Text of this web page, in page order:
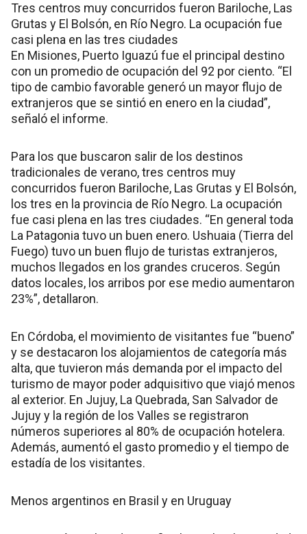
Tres centros muy concurridos fueron Bariloche, Las
Grutas y El Bolsón, en Río Negro. La ocupación fue
casi plena en las tres ciudades
En Misiones, Puerto Iguazú fue el principal destino
con un promedio de ocupación del 92 por ciento. “El
tipo de cambio favorable generó un mayor flujo de
extranjeros que se sintió en enero en la ciudad”,
señaló el informe.
Para los que buscaron salir de los destinos
tradicionales de verano, tres centros muy
concurridos fueron Bariloche, Las Grutas y El Bolsón,
los tres en la provincia de Río Negro. La ocupación
fue casi plena en las tres ciudades. “En general toda
La Patagonia tuvo un buen enero. Ushuaia (Tierra del
Fuego) tuvo un buen flujo de turistas extranjeros,
muchos llegados en los grandes cruceros. Según
datos locales, los arribos por ese medio aumentaron
23%”, detallaron.
En Córdoba, el movimiento de visitantes fue “bueno”
y se destacaron los alojamientos de categoría más
alta, que tuvieron más demanda por el impacto del
turismo de mayor poder adquisitivo que viajó menos
al exterior. En Jujuy, La Quebrada, San Salvador de
Jujuy y la región de los Valles se registraron
números superiores al 80% de ocupación hotelera.
Además, aumentó el gasto promedio y el tiempo de
estadía de los visitantes.
Menos argentinos en Brasil y en Uruguay